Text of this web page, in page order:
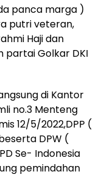
panca marga )
putri veteran,
Haji dan
partai Golkar DKI
di Kantor
no.3 Menteng
12/5/2022,DPP (
DPW (
Se- Indonesia
pemindahan